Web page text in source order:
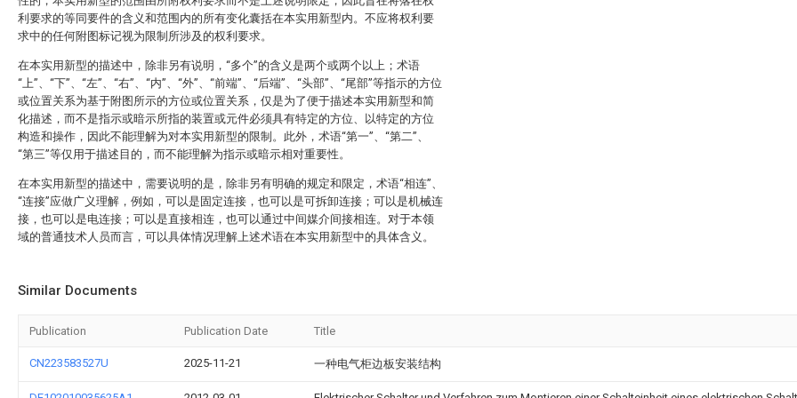
利要求的等同要件的含义和范围内的所有变化囊括在本实用新型内。不应将权利要
求中的任何附图标记视为限制所涉及的权利要求。
在本实用新型的描述中，除非另有说明，“多个”的含义是两个或两个以上；术语
“上”、“下”、“左”、“右”、“内”、“外”、“前端”、“后端”、“头部”、“尾部”等指示的方位
或位置关系为基于附图所示的方位或位置关系，仅是为了便于描述本实用新型和简
化描述，而不是指示或暗示所指的装置或元件必须具有特定的方位、以特定的方位
构造和操作，因此不能理解为对本实用新型的限制。此外，术语“第一”、“第二”、
“第三”等仅用于描述目的，而不能理解为指示或暗示相对重要性。
在本实用新型的描述中，需要说明的是，除非另有明确的规定和限定，术语“相连”、
“连接”应做广义理解，例如，可以是固定连接，也可以是可拆卸连接；可以是机械连
接，也可以是电连接；可以是直接相连，也可以通过中间媒介间接相连。对于本领
域的普通技术人员而言，可以具体情况理解上述术语在本实用新型中的具体含义。
Similar Documents
Publication Publication Date Title
CN223583527U 2025-11-21 一种电气柜边板安装结构